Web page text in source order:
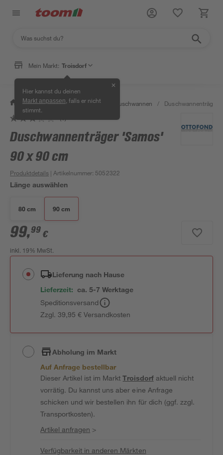
Mein Markt: Troisdorf
Hier kannst du deinen
Markt anpassen , falls er nicht
stimmt.
✕
/ Bad & Sanitär / Duschen Duschwannen /
Duschwannenträger
Duschwannenträger 'Samos'
90 x 90 cm
Produktdetails | Artikelnummer: 5052322
Länge auswählen
80 cm 90 cm
99,99 €
inkl. 19% MwSt.
Lieferung nach Hause
Lieferzeit: ca. 5-7 Werktage
Speditionsversand
Zzgl. 39,95 € Versandkosten
Abholung im Markt
Auf Anfrage bestellbar
Dieser Artikel ist im MarktTroisdorfaktuell nicht
vorrätig. Du kannst uns aber eine Anfrage
schicken und wir bestellen ihn für dich (ggf. zzgl.
Transportkosten).
Artikel anfragen >
Verfügbarkeit in anderen Märkten